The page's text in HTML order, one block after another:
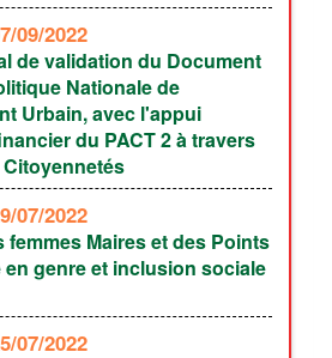
09/2022
de validation du Document
Nationale de
Urbain, avec l'appui
du PACT 2 à travers
07/2022
femmes Maires et des Points
en genre et inclusion sociale
07/2022